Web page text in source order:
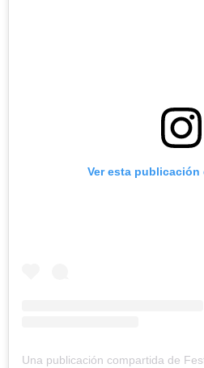
Ver esta publicación